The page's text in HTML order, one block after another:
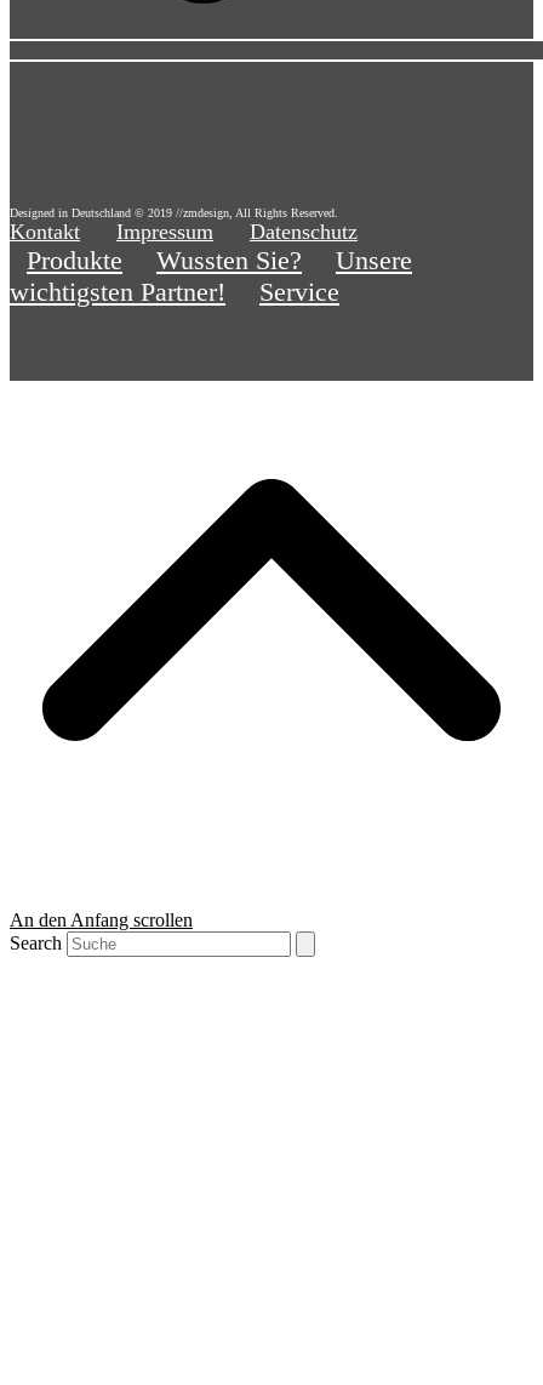
Designed in Deutschland © 2019 //zmdesign, All Rights Reserved.
Kontakt Impressum Datenschutz
Produkte Wussten Sie?
Unsere
wichtigsten Partner!
Service
An den Anfang scrollen
Search